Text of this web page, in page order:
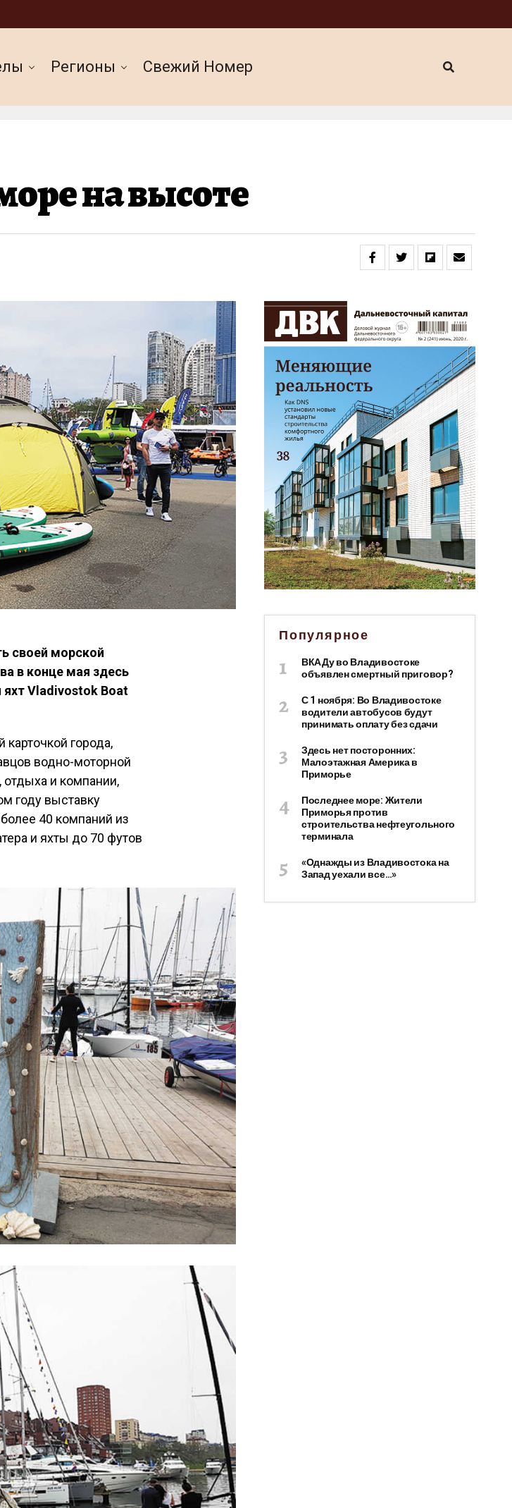
Регионы Cвежий Номер
на высоте
своей морской
в конце мая здесь
Vladivostok Boat
города,
водно-моторной
отдыха и компании,
году выставку
40 компаний из
и яхты до 70 футов
Популярное
ВКАДу во Владивостоке
объявлен смертный приговор?
С 1 ноября: Во Владивостоке
водители автобусов будут
принимать оплату без сдачи
Здесь нет посторонних:
Малоэтажная Америка в
Приморье
Последнее море: Жители
Приморья против
строительства нефтеугольного
терминала
«Однажды из Владивостока на
Запад уехали все…»